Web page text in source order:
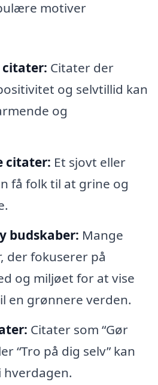
motiver
Citater der
og selvtillid kan
og
citater: Et sjovt eller
få folk til at grine og
budskaber: Mange
der fokuserer på
og miljøet for at vise
en grønnere verden.
Citater som “Gør
“Tro på dig selv” kan